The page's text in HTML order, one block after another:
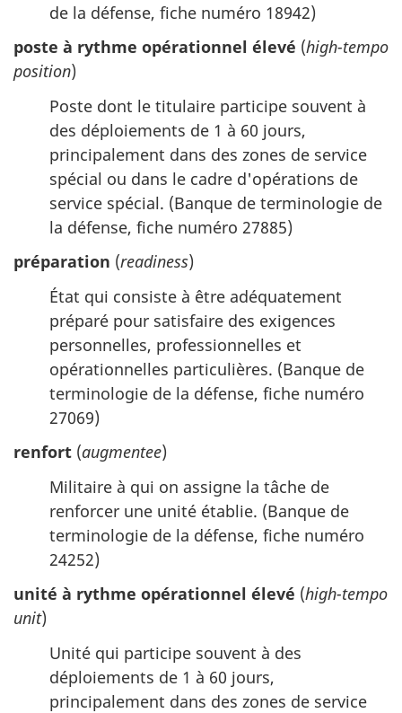
de la défense, fiche numéro 18942)
poste à rythme opérationnel élevé (high-tempo
position)
Poste dont le titulaire participe souvent à
des déploiements de 1 à 60 jours,
principalement dans des zones de service
spécial ou dans le cadre d'opérations de
service spécial. (Banque de terminologie de
la défense, fiche numéro 27885)
préparation (readiness)
État qui consiste à être adéquatement
préparé pour satisfaire des exigences
personnelles, professionnelles et
opérationnelles particulières. (Banque de
terminologie de la défense, fiche numéro
27069)
renfort (augmentee)
Militaire à qui on assigne la tâche de
renforcer une unité établie. (Banque de
terminologie de la défense, fiche numéro
24252)
unité à rythme opérationnel élevé (high-tempo
unit)
Unité qui participe souvent à des
déploiements de 1 à 60 jours,
principalement dans des zones de service